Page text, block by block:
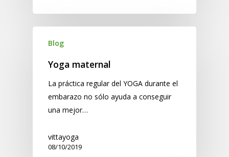
Blog
Yoga maternal
La práctica regular del YOGA durante el
embarazo no sólo ayuda a conseguir
una mejor…
vittayoga
08/10/2019